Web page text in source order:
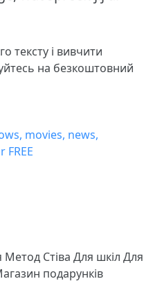
тексту і вивчити
на безкоштовний
Метод Стіва Для шкіл Для
подарунків